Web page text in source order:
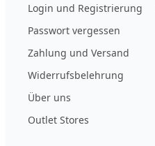
Login und Registrierung
Passwort vergessen
Zahlung und Versand
Widerrufsbelehrung
Über uns
Outlet Stores